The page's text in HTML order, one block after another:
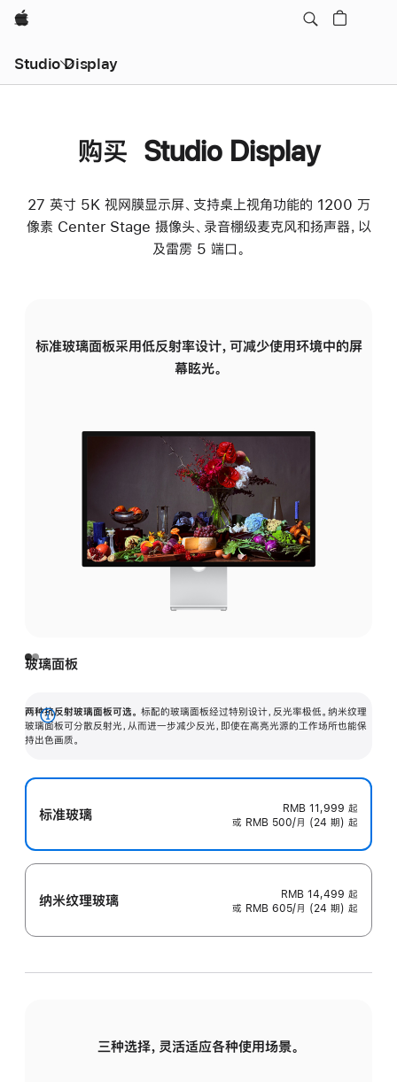
Apple
Studio Display
购买 Studio Display
27 英寸 5K 视网膜显示屏、支持桌上视角功能的 1200 万
像素 Center Stage 摄像头、录音棚级麦克风和扬声器，以
及雷雳 5 端口。
标准玻璃面板采用低反射率设计，可减少使用环境中的屏
幕眩光。
玻璃面板
两种抗反射玻璃面板可选。 标配的玻璃面板经过特别设计，反光率极低。纳米纹理
玻璃面板可分散反射光，从而进一步减少反光，即使在高亮光源的工作场所也能保
持出色画质。
展
开
标准玻璃 RMB 11,999 起
或 RMB 500/月 (24 期) 起
纳米纹理玻璃 RMB 14,499 起
或 RMB 605/月 (24 期) 起
三种选择，灵活适应各种使用场景。